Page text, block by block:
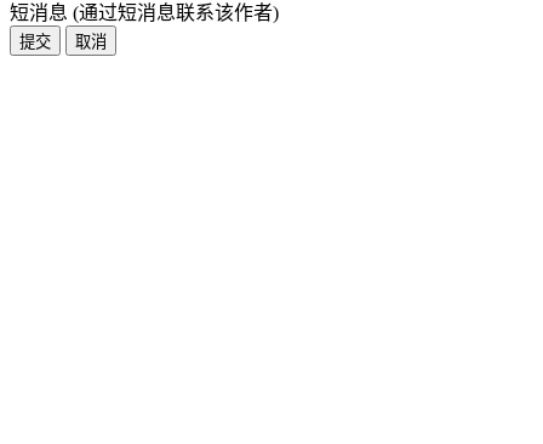
短消息 (通过短消息联系该作者)